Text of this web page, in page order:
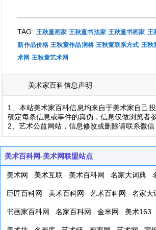
TAG: 王秋童画家 王秋童书法家 王秋童书画家 王
新作品价格 王秋童作品润格 王秋童联系方式 王秋
术网 王秋童艺术网
美术家百科信息声明
1、本站美术家百科信息均来自于美术家自己
确定每条信息或事件的真伪，信息仅做浏览者参
2、艺术公益网站，信息修改或删除请联系微信
美术百科网-美术网联盟站点
美术网 美术互联 美术百科网 名家大词典
巨匠百科网 美术百科网 艺术百科网 名家大
书画家百科网 名家百科网 金米网 美术163